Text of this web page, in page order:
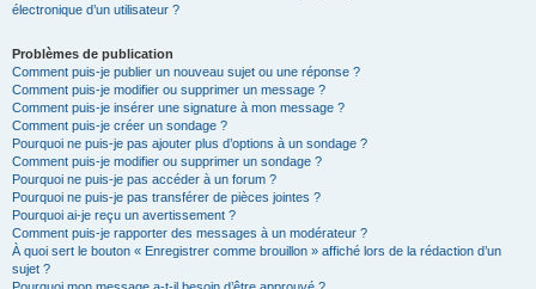
électronique d’un utilisateur ?
Problèmes de publication
Comment puis-je publier un nouveau sujet ou une réponse ?
Comment puis-je modifier ou supprimer un message ?
Comment puis-je insérer une signature à mon message ?
Comment puis-je créer un sondage ?
Pourquoi ne puis-je pas ajouter plus d’options à un sondage ?
Comment puis-je modifier ou supprimer un sondage ?
Pourquoi ne puis-je pas accéder à un forum ?
Pourquoi ne puis-je pas transférer de pièces jointes ?
Pourquoi ai-je reçu un avertissement ?
Comment puis-je rapporter des messages à un modérateur ?
À quoi sert le bouton « Enregistrer comme brouillon » affiché lors de la rédaction d’un
sujet ?